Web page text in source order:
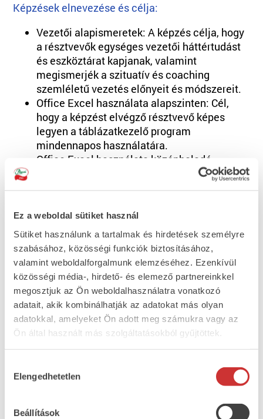
Ez a weboldal sütiket használ
Sütiket használunk a tartalmak és hirdetések személyre
szabásához, közösségi funkciók biztosításához,
valamint weboldalforgalmunk elemzéséhez. Ezenkívül
közösségi média-, hirdető- és elemező partnereinkkel
megosztjuk az Ön weboldalhasználatra vonatkozó
adatait, akik kombinálhatják az adatokat más olyan
adatokkal, amelyeket Ön adott meg számukra vagy az
Ön által használt más szolgáltatásokból gyűjtöttek.
kiválasztása
Elengedhetetlen
Beállítások
Képzések elnevezése és célja:
Vezetői alapismeretek: A képzés célja, hogy
a résztvevők egységes vezetői háttértudást
és eszköztárat kapjanak, valamint
megismerjék a szituatív és coaching
szemléletű vezetés előnyeit és módszereit.
Office Excel használata alapszinten: Cél,
hogy a képzést elvégző résztvevő képes
legyen a táblázatkezelő program
mindennapos használatára.
Office Excel használata középhaladó
szinten: A képzés célja, hogy a Microsoft
Excel táblázatkezelő program mindennapos
hatékony kezelésére, diagramok készítésére
és formázására, alapszintű kimutatások
készítésére legyen képes a résztvevő.
Office Excel használata haladó szinten: A
képzés célja a résztvevők felkészítése egy
aktuálisan korszerű Microsoft Excel
táblázatkezelő program speciális
lehetőségeinek kihasználásra.
Asszertív kommunikáció és
hatékonyságát akadályozó tényezők és
viselkedések megismerése, továbbá az értő
asszertív kommunikáció alkalmazása.